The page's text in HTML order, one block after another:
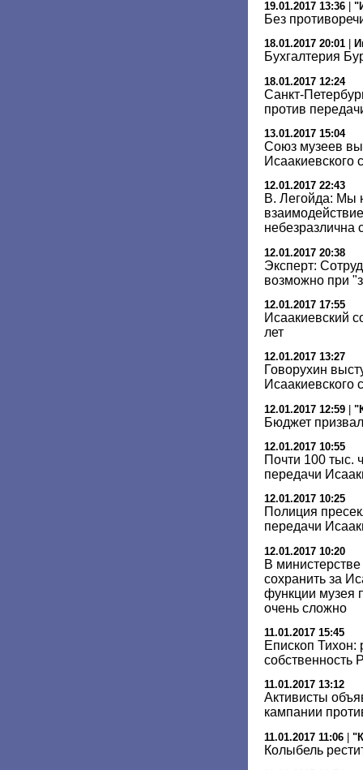
19.01.2017 13:36
Без
18.01.2017 20:01
Бухгалтерия
18.01.2017 12:24
Санкт-
против
13.01.2017 15:04
Союз музеев
12.01.2017 22:43
В. Легойда: Мы
небезразлична
12.01.2017 20:38
Эксперт:
возможно при
12.01.2017 17:55
Исаакиевский
лет
12.01.2017 13:27
Говорухин
Исаакиевского
12.01.2017 12:59
Бюджет
12.01.2017 10:55
Почти 100 тыс.
передачи
12.01.2017 10:25
Полиция
передачи
12.01.2017 10:20
В министерстве
сохранить за
функции музея
очень сложно
11.01.2017 15:45
Епископ Тихон:
собственность
11.01.2017 13:12
Активисты
кампании
11.01.2017 11:06
Колыбель